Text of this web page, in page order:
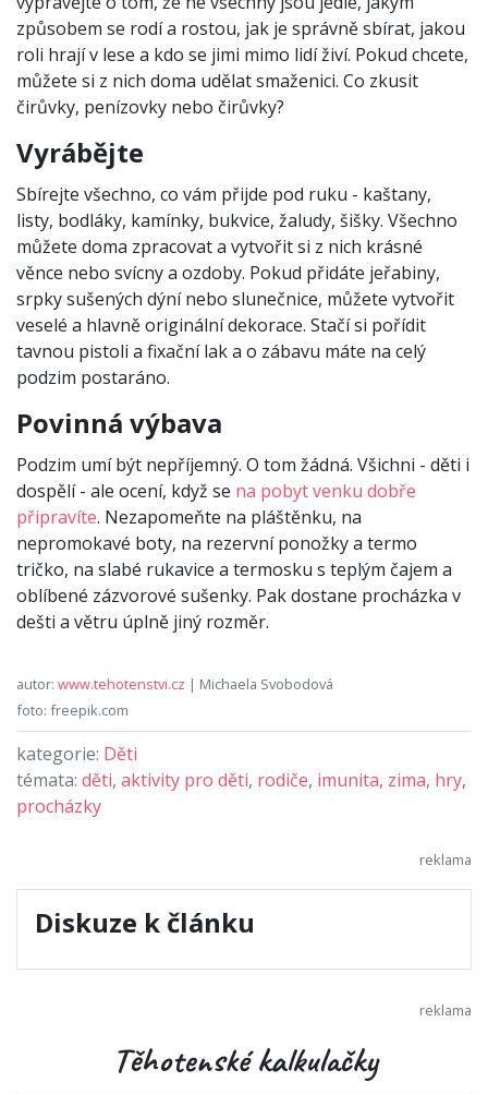
způsobem se rodí a rostou, jak je správně sbírat, jakou
roli hrají v lese a kdo se jimi mimo lidí živí. Pokud chcete,
můžete si z nich doma udělat smaženici. Co zkusit
čirůvky, penízovky nebo čirůvky?
Vyrábějte
Sbírejte všechno, co vám přijde pod ruku - kaštany,
listy, bodláky, kamínky, bukvice, žaludy, šišky. Všechno
můžete doma zpracovat a vytvořit si z nich krásné
věnce nebo svícny a ozdoby. Pokud přidáte jeřabiny,
srpky sušených dýní nebo slunečnice, můžete vytvořit
veselé a hlavně originální dekorace. Stačí si pořídit
tavnou pistoli a fixační lak a o zábavu máte na celý
podzim postaráno.
Povinná výbava
Podzim umí být nepříjemný. O tom žádná. Všichni - děti i
dospělí - ale ocení, když se na pobyt venku dobře
připravíte. Nezapomeňte na pláštěnku, na
nepromokavé boty, na rezervní ponožky a termo
tričko, na slabé rukavice a termosku s teplým čajem a
oblíbené zázvorové sušenky. Pak dostane procházka v
dešti a větru úplně jiný rozměr.
autor: www.tehotenstvi.cz | Michaela Svobodová
foto: freepik.com
kategorie: Děti
témata: děti, aktivity pro děti, rodiče, imunita, zima, hry,
procházky
Diskuze k článku
Těhotenské kalkulačky